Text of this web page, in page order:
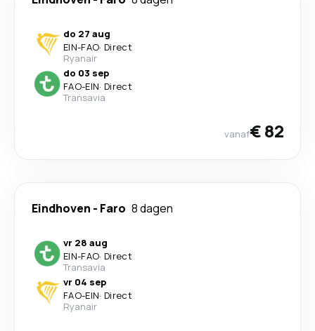
do 27 aug
EIN-FAO· Direct
Ryanair
do 03 sep
FAO-EIN· Direct
Transavia
vanaf€ 82
Eindhoven - Faro 8 dagen
vr 28 aug
EIN-FAO· Direct
Transavia
vr 04 sep
FAO-EIN· Direct
Ryanair